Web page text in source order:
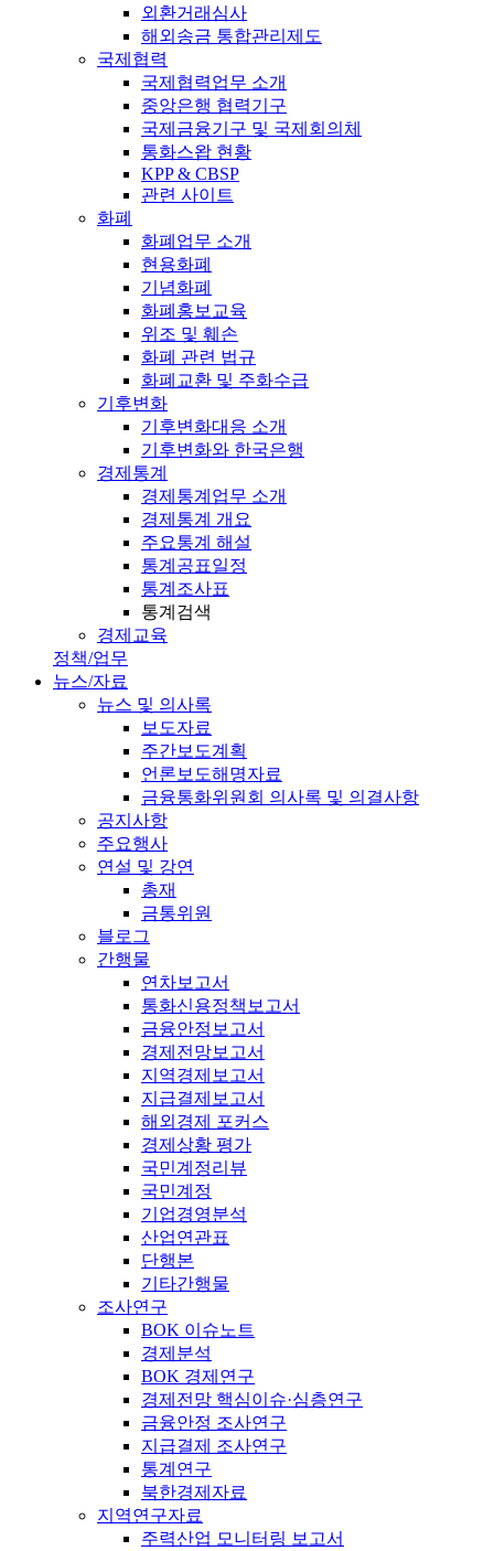
외환거래심사
해외송금 통합관리제도
국제협력
국제협력업무 소개
중앙은행 협력기구
국제금융기구 및 국제회의체
통화스왑 현황
KPP & CBSP
관련 사이트
화폐
화폐업무 소개
현용화폐
기념화폐
화폐홍보교육
위조 및 훼손
화폐 관련 법규
화폐교환 및 주화수급
기후변화
기후변화대응 소개
기후변화와 한국은행
경제통계
경제통계업무 소개
경제통계 개요
주요통계 해설
통계공표일정
통계조사표
통계검색
경제교육
정책/업무
뉴스/자료
뉴스 및 의사록
보도자료
주간보도계획
언론보도해명자료
금융통화위원회 의사록 및 의결사항
공지사항
주요행사
연설 및 강연
총재
금통위원
블로그
간행물
연차보고서
통화신용정책보고서
금융안정보고서
경제전망보고서
지역경제보고서
지급결제보고서
해외경제 포커스
경제상황 평가
국민계정리뷰
국민계정
기업경영분석
산업연관표
단행본
기타간행물
조사연구
BOK 이슈노트
경제분석
BOK 경제연구
경제전망 핵심이슈·심층연구
금융안정 조사연구
지급결제 조사연구
통계연구
북한경제자료
지역연구자료
주력산업 모니터링 보고서